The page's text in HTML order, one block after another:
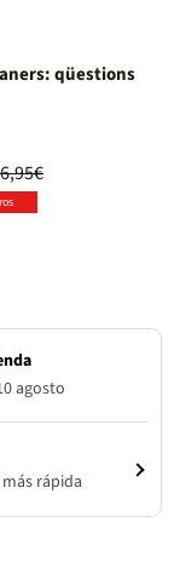
qüestions
agosto
rápida